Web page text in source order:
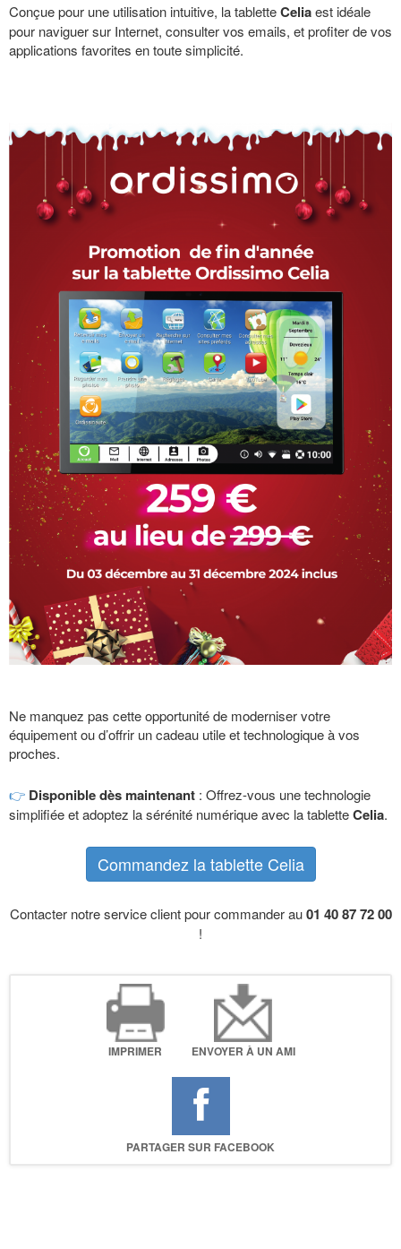
Conçue pour une utilisation intuitive, la tabletteCeliaest idéale
pour naviguer sur Internet, consulter vos emails, et profiter de vos
applications favorites en toute simplicité.
Ne manquez pas cette opportunité de moderniser votre
équipement ou d’offrir un cadeau utile et technologique à vos
proches.
👉 Disponible dès maintenant : Offrez-vous une technologie
simplifiée et adoptez la sérénité numérique avec la tabletteCelia.
Commandez la tablette Celia
Contacter notre service client pour commander au01 40 87 72 00
!
IMPRIMER ENVOYER À UN AMI
PARTAGER SUR FACEBOOK